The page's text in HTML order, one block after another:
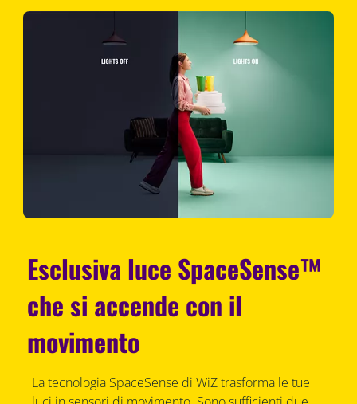
Esclusiva luce SpaceSense™
che si accende con il
movimento
La tecnologia SpaceSense di WiZ trasforma le tue